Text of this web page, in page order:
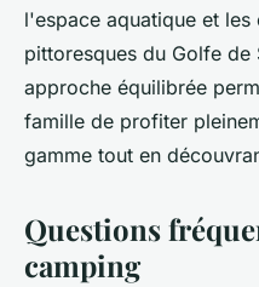
l'espace aquatique et
pittoresques du Golfe de
approche équilibrée
famille de profiter
gamme tout en
Questions
camping